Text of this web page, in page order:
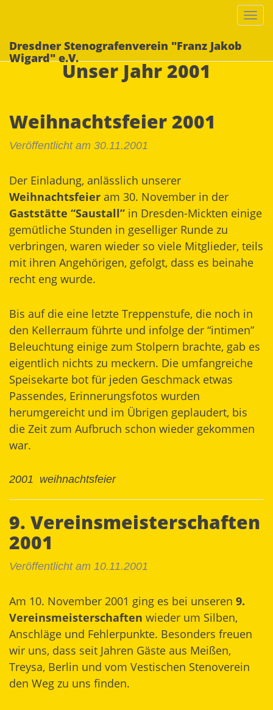
Dresdner Stenografenverein "Franz Jakob
Wigard" e.V.
Unser Jahr 2001
Weihnachtsfeier 2001
Veröffentlicht am 30.11.2001
Der Einladung, anlässlich unserer
Weihnachtsfeier am 30. November in der
Gaststätte “Saustall” in Dresden-Mickten einige
gemütliche Stunden in geselliger Runde zu
verbringen, waren wieder so viele Mitglieder, teils
mit ihren Angehörigen, gefolgt, dass es beinahe
recht eng wurde.
Bis auf die eine letzte Treppenstufe, die noch in
den Kellerraum führte und infolge der “intimen”
Beleuchtung einige zum Stolpern brachte, gab es
eigentlich nichts zu meckern. Die umfangreiche
Speisekarte bot für jeden Geschmack etwas
Passendes, Erinnerungsfotos wurden
herumgereicht und im Übrigen geplaudert, bis
die Zeit zum Aufbruch schon wieder gekommen
war.
2001 weihnachtsfeier
9. Vereinsmeisterschaften
2001
Veröffentlicht am 10.11.2001
Am 10. November 2001 ging es bei unseren 9.
Vereinsmeisterschaften wieder um Silben,
Anschläge und Fehlerpunkte. Besonders freuen
wir uns, dass seit Jahren Gäste aus Meißen,
Treysa, Berlin und vom Vestischen Stenoverein
den Weg zu uns finden.